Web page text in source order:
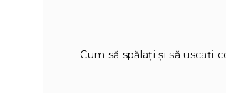
Cum să spălați și să uscați